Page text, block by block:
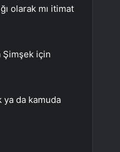
olarak mı itimat
Şimşek için
ya da kamuda